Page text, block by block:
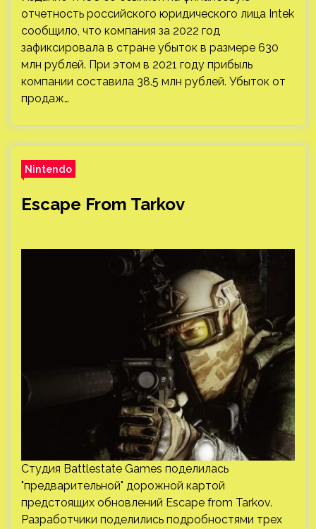
отчетность российского юридического лица Intek
сообщило, что компания за 2022 год
зафиксировала в стране убыток в размере 630
млн рублей. При этом в 2021 году прибыль
компании составила 38.5 млн рублей. Убыток от
продаж…
Nintendo
Escape From Tarkov
Студия Battlestate Games поделилась
"предварительной" дорожной картой
предстоящих обновлений Escape from Tarkov.
Разработчики поделились подробностями трех